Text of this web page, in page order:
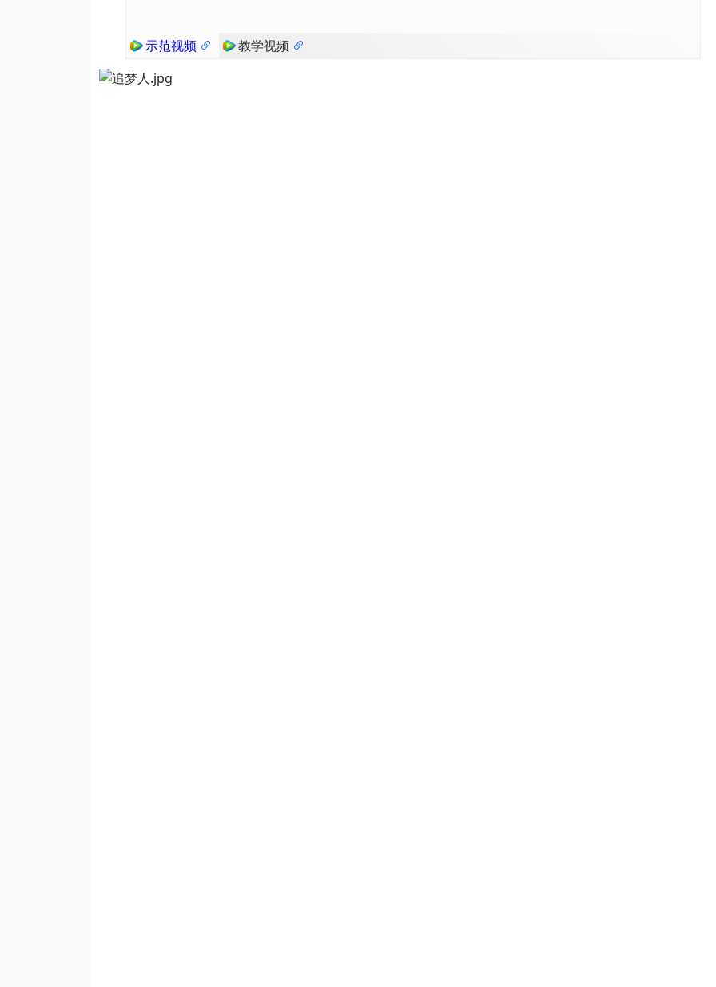
示范视频 教学视频